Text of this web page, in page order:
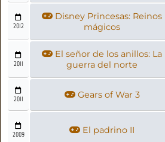
2012
Disney Princesas: Reinos
mágicos
2011
El señor de los anillos: La
guerra del norte
2011 Gears of War 3
2009 El padrino II